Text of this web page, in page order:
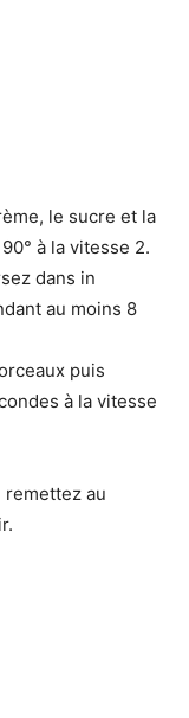
le sucre et la
à la vitesse 2.
dans in
au moins 8
puis
à la vitesse
au